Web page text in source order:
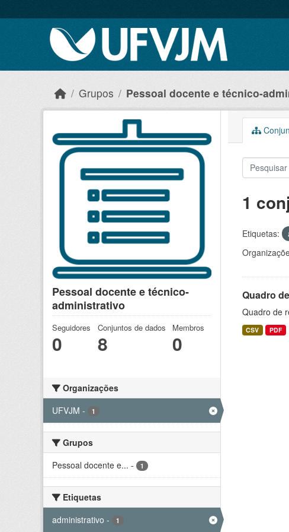
Grupos Pessoal docente e técnico-
Pessoal docente e técnico-
administrativo
Seguidores
0
Conjuntos de dados
8
Membros
0
Organizações
UFVJM - 1
Grupos
Pessoal docente e... - 1
Etiquetas
administrativo - 1
1
Etiquetas:
Quadro
Quadro de
CSV PDF